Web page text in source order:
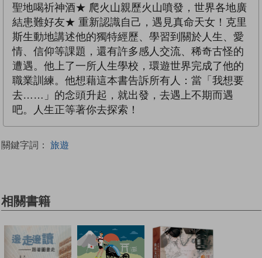
聖地喝祈神酒★ 爬火山親歷火山噴發，世界各地廣
結患難好友★ 重新認識自己，遇見真命天女！克里
斯生動地講述他的獨特經歷、學習到關於人生、愛
情、信仰等課題，還有許多感人交流、稀奇古怪的
遭遇。他上了一所人生學校，環遊世界完成了他的
職業訓練。他想藉這本書告訴所有人：當「我想要
去……」的念頭升起，就出發，去遇上不期而遇
吧。人生正等著你去探索！
關鍵字詞： 旅遊
相關書籍